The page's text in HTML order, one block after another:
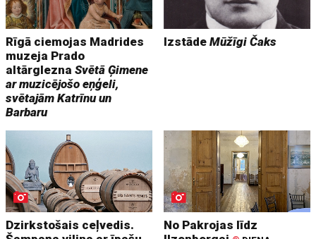
Rīgā ciemojas Madrides
muzeja Prado
altārgleznaSvētā Ģimene
ar muzicējošo eņģeli,
svētajām Katrīnu un
Barbaru
IzstādeMūžīgi Čaks
Dzirkstošais ceļvedis.
No Pakrojas līdz